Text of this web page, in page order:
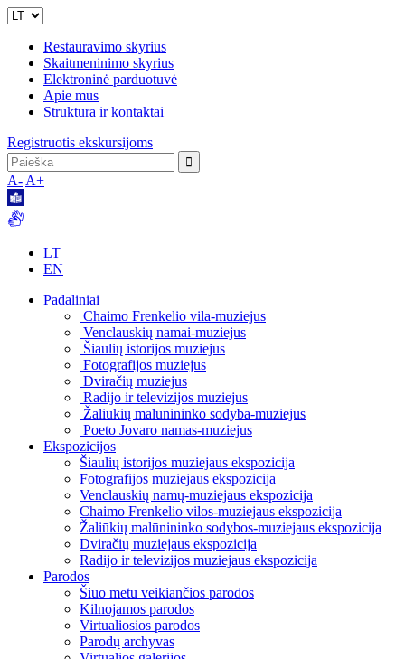
Restauravimo skyrius
Skaitmeninimo skyrius
Elektroninė parduotuvė
Apie mus
Struktūra ir kontaktai
Registruotis ekskursijoms
A- A+
LT
EN
Padaliniai
Chaimo Frenkelio vila-muziejus
Venclauskių namai-muziejus
Šiaulių istorijos muziejus
Fotografijos muziejus
Dviračių muziejus
Radijo ir televizijos muziejus
Žaliūkių malūnininko sodyba-muziejus
Poeto Jovaro namas-muziejus
Ekspozicijos
Šiaulių istorijos muziejaus ekspozicija
Fotografijos muziejaus ekspozicija
Venclauskių namų-muziejaus ekspozicija
Chaimo Frenkelio vilos-muziejaus ekspozicija
Žaliūkių malūnininko sodybos-muziejaus ekspozicija
Dviračių muziejaus ekspozicija
Radijo ir televizijos muziejaus ekspozicija
Parodos
Šiuo metu veikiančios parodos
Kilnojamos parodos
Virtualiosios parodos
Parodų archyvas